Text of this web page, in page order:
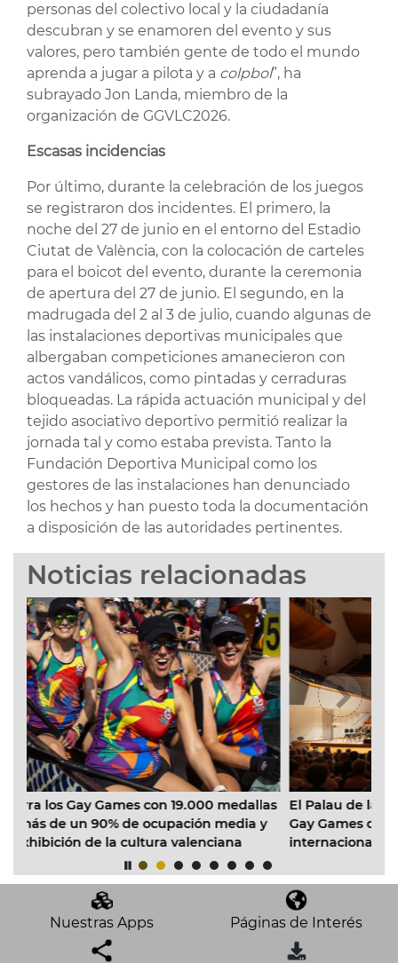
personas del colectivo local y la ciudadanía
descubran y se enamoren del evento y sus
valores, pero también gente de todo el mundo
aprenda a jugar a pilota y a colpbol”, ha
subrayado Jon Landa, miembro de la
organización de GGVLC2026.
Escasas incidencias
Por último, durante la celebración de los juegos
se registraron dos incidentes. El primero, la
noche del 27 de junio en el entorno del Estadio
Ciutat de València, con la colocación de carteles
para el boicot del evento, durante la ceremonia
de apertura del 27 de junio. El segundo, en la
madrugada del 2 al 3 de julio, cuando algunas de
las instalaciones deportivas municipales que
albergaban competiciones amanecieron con
actos vandálicos, como pintadas y cerraduras
bloqueadas. La rápida actuación municipal y del
tejido asociativo deportivo permitió realizar la
jornada tal y como estaba prevista. Tanto la
Fundación Deportiva Municipal como los
gestores de las instalaciones han denunciado
los hechos y han puesto toda la documentación
a disposición de las autoridades pertinentes.
Noticias relacionadas
medallas
media y
El Palau de la Música celebra la diversidad
Gay Games con un concierto de cien
internacionales y valencianos
Nuestras Apps Páginas de Interés